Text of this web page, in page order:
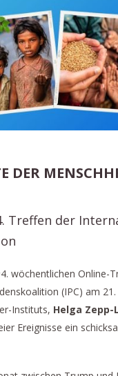
DER
Treffen der
wöchentlichen Online-
(IPC) am
Instituts, Helga Zepp-
Ereignisse ein